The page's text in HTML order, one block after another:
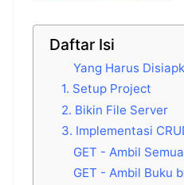
Daftar Isi
Yang Harus
1. Setup Project
2. Bikin File Server
3. Implementasi
GET - Ambil
GET - Ambil Buku